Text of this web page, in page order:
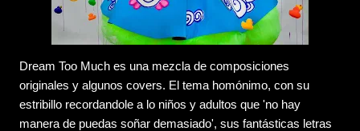
Dream Too Much es una mezcla de composiciones
originales y algunos covers. El tema homónimo, con su
estribillo recordandole a lo niños y adultos que 'no hay
manera de puedas soñar demasiado', sus fantásticas letras